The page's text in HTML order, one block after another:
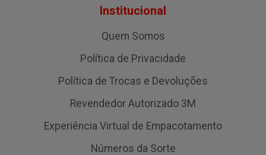
Institucional
Quem Somos
Política de Privacidade
Política de Trocas e Devoluções
Revendedor Autorizado 3M
Experiência Virtual de Empacotamento
Números da Sorte